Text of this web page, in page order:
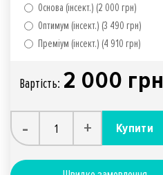
Основа (інсект.) (2 000 грн)
Оптимум (інсект.) (3 490 грн)
Преміум (інсект.) (4 910 грн)
Вартiсть: 2 000 грн
- + Купити